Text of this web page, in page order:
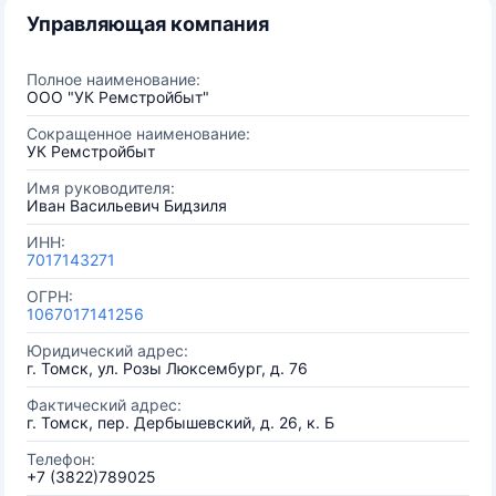
Управляющая компания
Полное наименование:
ООО "УК Ремстройбыт"
Сокращенное наименование:
УК Ремстройбыт
Имя руководителя:
Иван Васильевич Бидзиля
ИНН:
7017143271
ОГРН:
1067017141256
Юридический адрес:
г. Томск, ул. Розы Люксембург, д. 76
Фактический адрес:
г. Томск, пер. Дербышевский, д. 26, к. Б
Телефон:
+7 (3822)789025